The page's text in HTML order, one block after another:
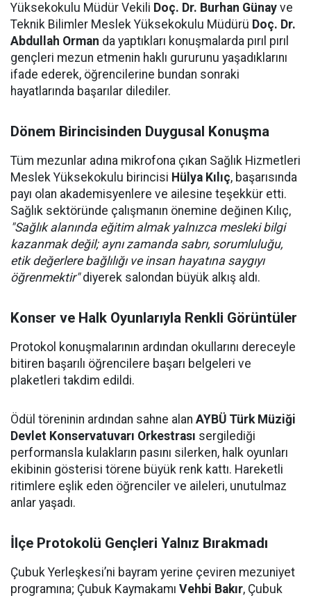
Yüksekokulu Müdür Vekili Doç. Dr. Burhan Günay ve
Teknik Bilimler Meslek Yüksekokulu Müdürü Doç. Dr.
Abdullah Orman da yaptıkları konuşmalarda pırıl pırıl
gençleri mezun etmenin haklı gururunu yaşadıklarını
ifade ederek, öğrencilerine bundan sonraki
hayatlarında başarılar dilediler.
Dönem Birincisinden Duygusal Konuşma
Tüm mezunlar adına mikrofona çıkan Sağlık Hizmetleri
Meslek Yüksekokulu birincisi Hülya Kılıç, başarısında
payı olan akademisyenlere ve ailesine teşekkür etti.
Sağlık sektöründe çalışmanın önemine değinen Kılıç,
"Sağlık alanında eğitim almak yalnızca mesleki bilgi
kazanmak değil; aynı zamanda sabrı, sorumluluğu,
etik değerlere bağlılığı ve insan hayatına saygıyı
öğrenmektir"diyerek salondan büyük alkış aldı.
Konser ve Halk Oyunlarıyla Renkli Görüntüler
Protokol konuşmalarının ardından okullarını dereceyle
bitiren başarılı öğrencilere başarı belgeleri ve
plaketleri takdim edildi.
Ödül töreninin ardından sahne alan AYBÜ Türk Müziği
Devlet Konservatuvarı Orkestrası sergilediği
performansla kulakların pasını silerken, halk oyunları
ekibinin gösterisi törene büyük renk kattı. Hareketli
ritimlere eşlik eden öğrenciler ve aileleri, unutulmaz
anlar yaşadı.
İlçe Protokolü Gençleri Yalnız Bırakmadı
Çubuk Yerleşkesi’ni bayram yerine çeviren mezuniyet
programına; Çubuk Kaymakamı Vehbi Bakır, Çubuk